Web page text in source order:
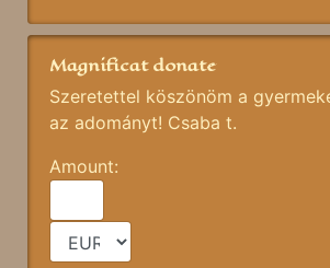
Magnificat donate
Szeretettel köszönöm a
az adományt! Csaba t.
Amount: